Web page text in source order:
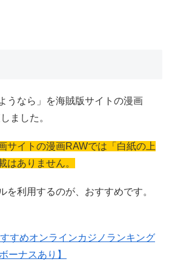
うなら」を海賊版サイトの漫画
ました。
サイトの漫画RAWでは「白紙の上
はありません。
を利用するのが、おすすめです。
すめオンラインカジノランキング
ーナスあり】